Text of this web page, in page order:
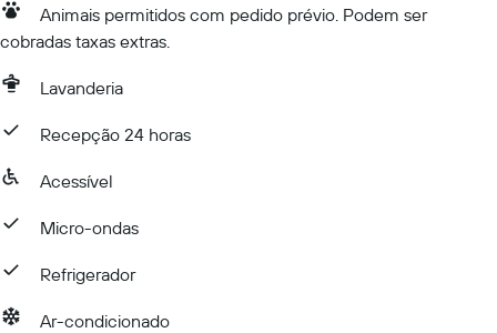
Animais permitidos com pedido prévio. Podem ser
cobradas taxas extras.
Lavanderia
Recepção 24 horas
Acessível
Micro-ondas
Refrigerador
Ar-condicionado